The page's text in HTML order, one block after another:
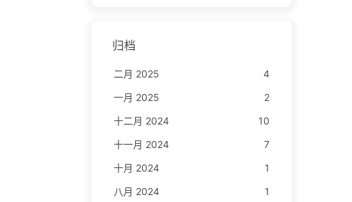
归档
二月 2025
4
一月 2025
2
十二月 2024
10
十一月 2024
7
十月 2024
1
八月 2024
1